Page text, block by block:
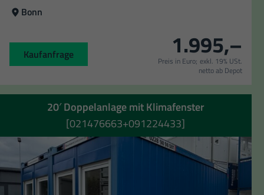
Standort
Bonn
Kaufanfrage 1.995,–
Preis in Euro; exkl. 19% USt.
netto ab Depot
20′ Doppelanlage mit Klimafenster
[021476663+091224433]